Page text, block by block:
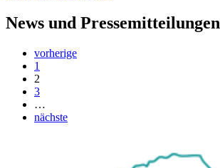
News und Pressemitteilungen
vorherige
1
2
3
…
nächste